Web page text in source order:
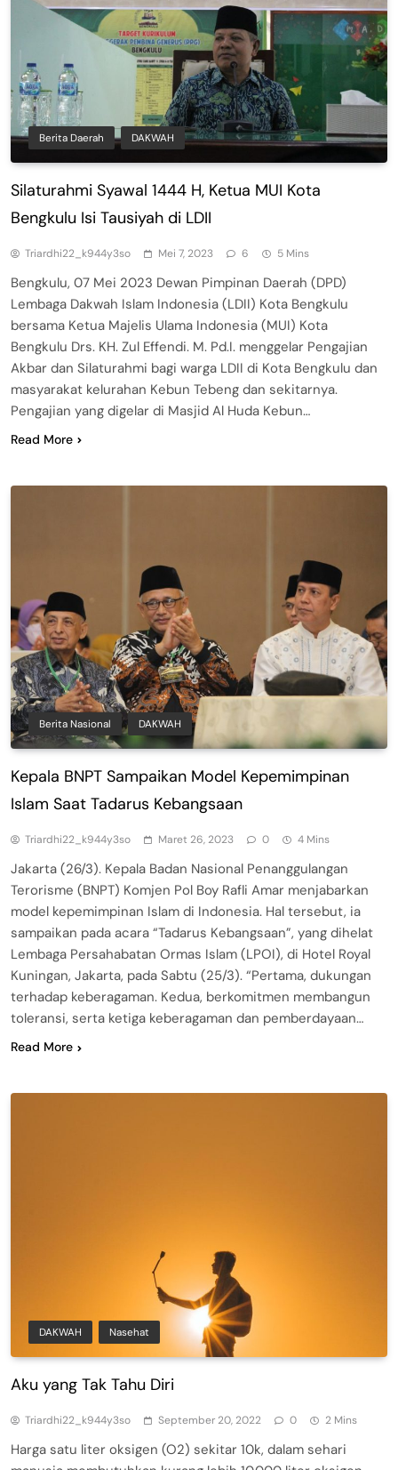
Berita Daerah DAKWAH
Silaturahmi Syawal 1444 H, Ketua MUI Kota
Bengkulu Isi Tausiyah di LDII
Triardhi22_k944y3so Mei 7, 2023 6 5 Mins
Bengkulu, 07 Mei 2023 Dewan Pimpinan Daerah (DPD)
Lembaga Dakwah Islam Indonesia (LDII) Kota Bengkulu
bersama Ketua Majelis Ulama Indonesia (MUI) Kota
Bengkulu Drs. KH. Zul Effendi. M. Pd.I. menggelar Pengajian
Akbar dan Silaturahmi bagi warga LDII di Kota Bengkulu dan
masyarakat kelurahan Kebun Tebeng dan sekitarnya.
Pengajian yang digelar di Masjid Al Huda Kebun…
Read More
Berita Nasional DAKWAH
Kepala BNPT Sampaikan Model Kepemimpinan
Islam Saat Tadarus Kebangsaan
Triardhi22_k944y3so Maret 26, 2023 0 4 Mins
Jakarta (26/3). Kepala Badan Nasional Penanggulangan
Terorisme (BNPT) Komjen Pol Boy Rafli Amar menjabarkan
model kepemimpinan Islam di Indonesia. Hal tersebut, ia
sampaikan pada acara “Tadarus Kebangsaan”, yang dihelat
Lembaga Persahabatan Ormas Islam (LPOI), di Hotel Royal
Kuningan, Jakarta, pada Sabtu (25/3). “Pertama, dukungan
terhadap keberagaman. Kedua, berkomitmen membangun
toleransi, serta ketiga keberagaman dan pemberdayaan…
Read More
DAKWAH Nasehat
Aku yang Tak Tahu Diri
Triardhi22_k944y3so September 20, 2022 0 2 Mins
Harga satu liter oksigen (O2) sekitar 10k, dalam sehari